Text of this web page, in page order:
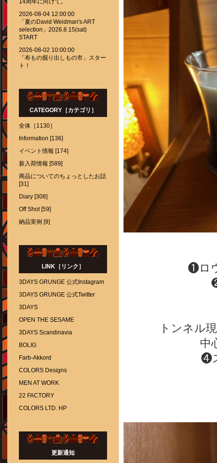
❶ロ
トンネル
中
❹
14周年に向けて。
2026-08-04 12:00:00
「夏のDavid Weidman's ART
selection」2026.8.15(sat)
START
2026-08-02 10:00:00
「布もの掘り出しもの市」スター
ト！
CATEGORY［カテゴリ］
全体［1130］
Information [136]
イベント情報 [174]
新入荷情報 [589]
商品についてのちょっとしたお話
[31]
Diary [308]
Off Shot [59]
納品実例 [9]
LINK［リンク］
3DAYS GRUNGE 公式Instagram
3DAYS GRUNGE 公式Twitter
3DAYS
OPEN THE SESAME
3DAYS Scandinavia
BOLIG
Farb-Akkord
COLORS Designs
MEN AT WORK
22 FACTORY
COLORS LTD. HP
更新通知